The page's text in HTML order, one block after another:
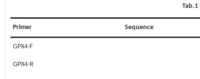
Tab.1
Primer Sequence
GPX4-F
GPX4-R